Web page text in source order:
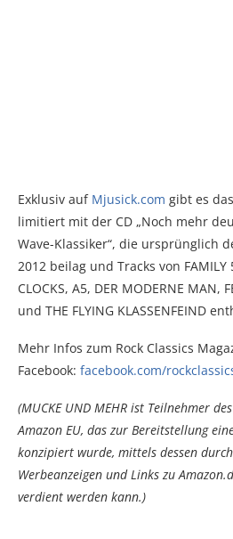
Exklusiv auf Mjusick.com gibt es
limitiert mit der CD „Noch mehr
Wave-Klassiker“, die ursprünglich
2012 beilag und Tracks von FAMILY
CLOCKS, A5, DER MODERNE MAN,
und THE FLYING KLASSENFEIND
Mehr Infos zum Rock Classics
Facebook: facebook.com/
(MUCKE UND MEHR ist Teilnehmer
Amazon EU, das zur Bereitstellung
konzipiert wurde, mittels dessen
Werbeanzeigen und Links zu
verdient werden kann.)